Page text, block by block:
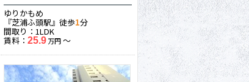
ゆりかもめ
『芝浦ふ頭駅』徒歩1分
間取り：1LDK
賃料： 25.9万円〜